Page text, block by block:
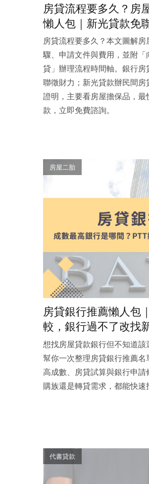
房貸流程要多久？房
懶人包｜新光貸款免
房貸流程要多久？本文圖解
驟、申請文件與費用，並附「
貸」辦理流程時間軸。銀行
聯徵財力；新光貸款辦民間房
證明，主要看房屋擔保品，
款，立即免費諮詢。
房屋二胎
房貸銀行推薦懶人包
較，銀行過不了改找
想找房屋貸款銀行但不知道
幫你一次整理房貸銀行推薦名
高成數、房貸試算與銀行申
購族還是轉貸需求，都能快速
代書貸款